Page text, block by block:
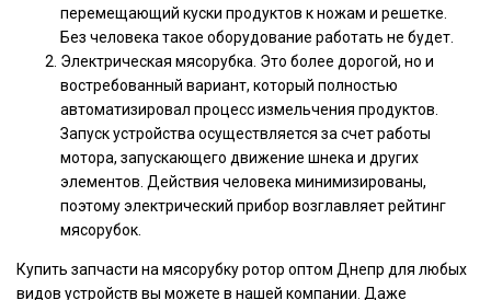
перемещающий куски продуктов к ножам и решетке.
Без человека такое оборудование работать не будет.
Электрическая мясорубка. Это более дорогой, но и
востребованный вариант, который полностью
автоматизировал процесс измельчения продуктов.
Запуск устройства осуществляется за счет работы
мотора, запускающего движение шнека и других
элементов. Действия человека минимизированы,
поэтому электрический прибор возглавляет рейтинг
мясорубок.
Купить запчасти на мясорубку ротор оптом Днепр для любых
видов устройств вы можете в нашей компании. Даже